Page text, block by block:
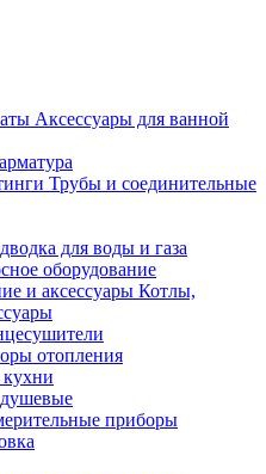
Аксессуары для ванной
Трубы и соединительные
для воды и газа
оборудование
Котлы,
отопления
приборы